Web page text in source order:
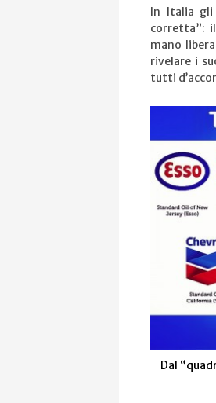
In Italia gli
corretta”:
mano
rivelare i
tutti
Dal